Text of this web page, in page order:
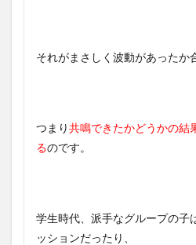
それがまさしく波動があったか
つまり共鳴できたかどうかの結
るのです。
学生時代、派手なグループの子
ッションだったり、